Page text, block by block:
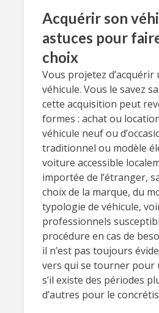
Acquérir son
astuces pour
choix
Vous projetez d’acquérir
véhicule. Vous le savez
cette acquisition peut
formes : achat ou
véhicule neuf ou
traditionnel ou modèle
voiture accessible
importée de l’étranger,
choix de la marque, du
typologie de véhicule,
professionnels
procédure en cas de
il n’est pas toujours
vers qui se tourner pour
s’il existe des périodes
d’autres pour le